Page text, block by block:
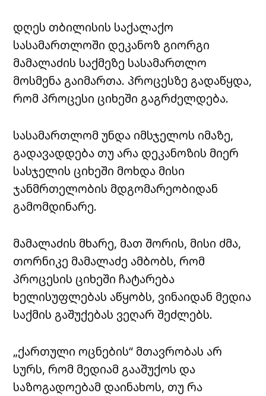
დღეს თბილისის საქალაქო
სასამართლოში დეკანოზ გიორგი
მამალაძის საქმეზე სასამართლო
მოსმენა გაიმართა. პროცესზე გადაწყდა,
რომ პროცესი ციხეში გაგრძელდება.
სასამართლომ უნდა იმსჯელოს იმაზე,
გადავადდება თუ არა დეკანოზის მიერ
სასჯელის ციხეში მოხდა მისი
ჯანმრთელობის მდგომარეობიდან
გამომდინარე.
მამალაძის მხარე, მათ შორის, მისი ძმა,
თორნიკე მამალაძე ამბობს, რომ
პროცესის ციხეში ჩატარება
ხელისუფლებას აწყობს, ვინაიდან მედია
საქმის გაშუქებას ვეღარ შეძლებს.
„ქართული ოცნების“ მთავრობას არ
სურს, რომ მედიამ გააშუქოს და
საზოგადოებამ დაინახოს, თუ რა